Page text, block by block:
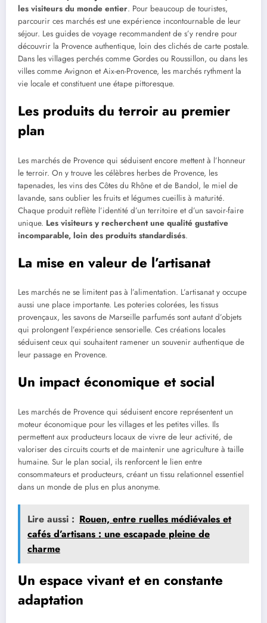
les visiteurs du monde entier. Pour beaucoup de touristes,
parcourir ces marchés est une expérience incontournable de leur
séjour. Les guides de voyage recommandent de s’y rendre pour
découvrir la Provence authentique, loin des clichés de carte postale.
Dans les villages perchés comme Gordes ou Roussillon, ou dans les
villes comme Avignon et Aix-en-Provence, les marchés rythment la
vie locale et constituent une étape pittoresque.
Les produits du terroir au premier
plan
Les marchés de Provence qui séduisent encore mettent à l’honneur
le terroir. On y trouve les célèbres herbes de Provence, les
tapenades, les vins des Côtes du Rhône et de Bandol, le miel de
lavande, sans oublier les fruits et légumes cueillis à maturité.
Chaque produit reflète l’identité d’un territoire et d’un savoir-faire
unique. Les visiteurs y recherchent une qualité gustative
incomparable, loin des produits standardisés.
La mise en valeur de l’artisanat
Les marchés ne se limitent pas à l’alimentation. L’artisanat y occupe
aussi une place importante. Les poteries colorées, les tissus
provençaux, les savons de Marseille parfumés sont autant d’objets
qui prolongent l’expérience sensorielle. Ces créations locales
séduisent ceux qui souhaitent ramener un souvenir authentique de
leur passage en Provence.
Un impact économique et social
Les marchés de Provence qui séduisent encore représentent un
moteur économique pour les villages et les petites villes. Ils
permettent aux producteurs locaux de vivre de leur activité, de
valoriser des circuits courts et de maintenir une agriculture à taille
humaine. Sur le plan social, ils renforcent le lien entre
consommateurs et producteurs, créant un tissu relationnel essentiel
dans un monde de plus en plus anonyme.
Lire aussi : Rouen, entre ruelles médiévales et
cafés d’artisans : une escapade pleine de
charme
Un espace vivant et en constante
adaptation